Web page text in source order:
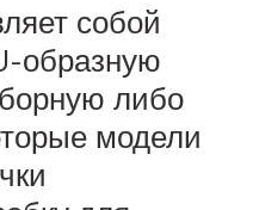
собой
образную
либо
модели